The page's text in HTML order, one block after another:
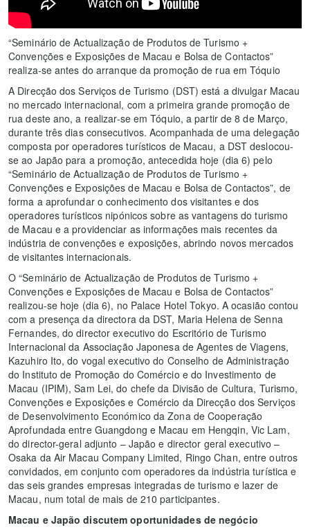
“Seminário de Actualização de Produtos de Turismo +
Convenções e Exposições de Macau e Bolsa de Contactos”
realiza-se antes do arranque da promoção de rua em Tóquio
A Direcção dos Serviços de Turismo (DST) está a divulgar Macau
no mercado internacional, com a primeira grande promoção de
rua deste ano, a realizar-se em Tóquio, a partir de 8 de Março,
durante três dias consecutivos. Acompanhada de uma delegação
composta por operadores turísticos de Macau, a DST deslocou-
se ao Japão para a promoção, antecedida hoje (dia 6) pelo
“Seminário de Actualização de Produtos de Turismo +
Convenções e Exposições de Macau e Bolsa de Contactos”, de
forma a aprofundar o conhecimento dos visitantes e dos
operadores turísticos nipónicos sobre as vantagens do turismo
de Macau e a providenciar as informações mais recentes da
indústria de convenções e exposições, abrindo novos mercados
de visitantes internacionais.
O “Seminário de Actualização de Produtos de Turismo +
Convenções e Exposições de Macau e Bolsa de Contactos”
realizou-se hoje (dia 6), no Palace Hotel Tokyo. A ocasião contou
com a presença da directora da DST, Maria Helena de Senna
Fernandes, do director executivo do Escritório de Turismo
Internacional da Associação Japonesa de Agentes de Viagens,
Kazuhiro Ito, do vogal executivo do Conselho de Administração
do Instituto de Promoção do Comércio e do Investimento de
Macau (IPIM), Sam Lei, do chefe da Divisão de Cultura, Turismo,
Convenções e Exposições e Comércio da Direcção dos Serviços
de Desenvolvimento Económico da Zona de Cooperação
Aprofundada entre Guangdong e Macau em Hengqin, Vic Lam,
do director-geral adjunto – Japão e director geral executivo –
Osaka da Air Macau Company Limited, Ringo Chan, entre outros
convidados, em conjunto com operadores da indústria turística e
das seis grandes empresas integradas de turismo e lazer de
Macau, num total de mais de 210 participantes.
Macau e Japão discutem oportunidades de negócio